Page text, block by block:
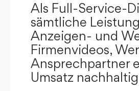
Als Full-Service-
sämtliche
Anzeigen- und
Firmenvideos,
Ansprechpartner
Umsatz